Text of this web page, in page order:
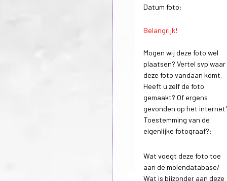
Datum foto:
Belangrijk!
Mogen wij deze foto wel
plaatsen? Vertel svp waar
deze foto vandaan komt.
Heeft u zelf de foto
gemaakt? Of ergens
gevonden op het
Toestemming van de
eigenlijke fotograaf?:
Wat voegt deze foto toe
aan de molendatabase/
Wat is bijzonder aan deze